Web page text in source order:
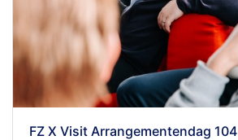
FZ X Visit Arrangementendag 104